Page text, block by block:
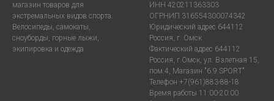
магазин товаров для
экстремальных видов спорта.
Велосипеды, самокаты,
сноуборды, горные лыжи,
экипировка и одежда.
ИНН 420211363303
ОГРНИП 316554300074342
Юридический адрес 644112
Россия, г. Омск
Фактический адрес 644112
Россия, г.Омск, ул. Взлетная 15,
пом.4, Магазин "6.9 SPORT"
Телефон +7(961)883-88-18
Время работы 11:00-20:00